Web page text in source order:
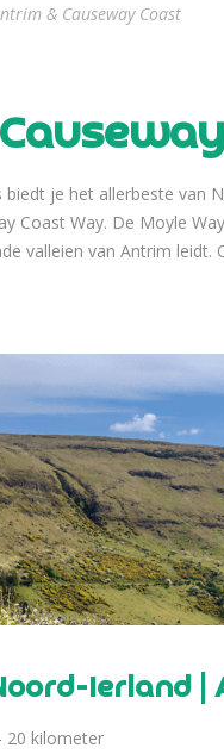
& Causeway Coast
biedt je het allerbeste van
Coast Way. De Moyle
valleien van Antrim
Ierland |
20 kilometer